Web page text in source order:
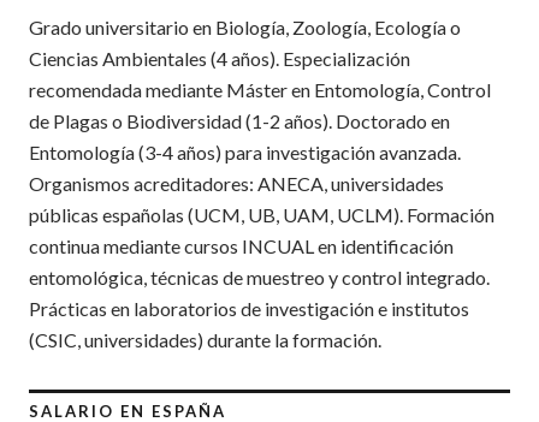
Grado universitario en Biología, Zoología, Ecología o
Ciencias Ambientales (4 años). Especialización
recomendada mediante Máster en Entomología, Control
de Plagas o Biodiversidad (1-2 años). Doctorado en
Entomología (3-4 años) para investigación avanzada.
Organismos acreditadores: ANECA, universidades
públicas españolas (UCM, UB, UAM, UCLM). Formación
continua mediante cursos INCUAL en identificación
entomológica, técnicas de muestreo y control integrado.
Prácticas en laboratorios de investigación e institutos
(CSIC, universidades) durante la formación.
SALARIO EN ESPAÑA